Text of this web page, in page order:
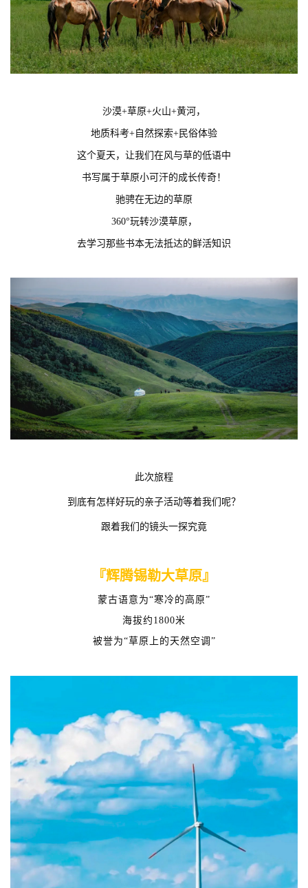
沙漠+草原+火山+黄河，
地质科考+自然探索+民俗体验
这个夏天，让我们在风与草的低语中
书写属于草原小可汗的成长传奇！
驰骋在无边的草原
360°玩转沙漠草原，
去学习那些书本无法抵达的鲜活知识
此次旅程
到底有怎样好玩的亲子活动等着我们呢？
跟着我们的镜头一探究竟
『辉腾锡勒大草原』
蒙古语意为“寒冷的高原”
海拔约1800米
被誉为“草原上的天然空调”